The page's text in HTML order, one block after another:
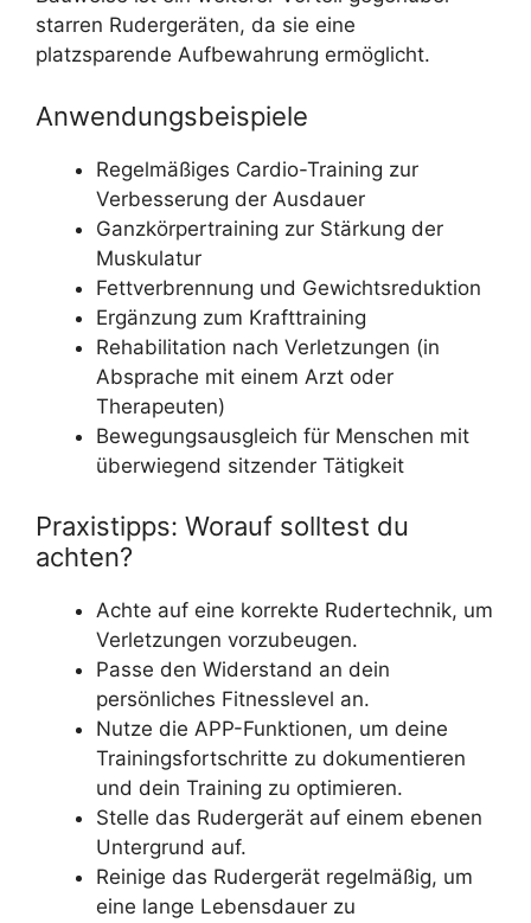
starren Rudergeräten, da sie eine
platzsparende Aufbewahrung ermöglicht.
Anwendungsbeispiele
Regelmäßiges Cardio-Training zur
Verbesserung der Ausdauer
Ganzkörpertraining zur Stärkung der
Muskulatur
Fettverbrennung und Gewichtsreduktion
Ergänzung zum Krafttraining
Rehabilitation nach Verletzungen (in
Absprache mit einem Arzt oder
Therapeuten)
Bewegungsausgleich für Menschen mit
überwiegend sitzender Tätigkeit
Praxistipps: Worauf solltest du
achten?
Achte auf eine korrekte Rudertechnik, um
Verletzungen vorzubeugen.
Passe den Widerstand an dein
persönliches Fitnesslevel an.
Nutze die APP-Funktionen, um deine
Trainingsfortschritte zu dokumentieren
und dein Training zu optimieren.
Stelle das Rudergerät auf einem ebenen
Untergrund auf.
Reinige das Rudergerät regelmäßig, um
eine lange Lebensdauer zu